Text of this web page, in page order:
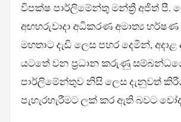
විපක්ෂ පාර්ලිමේන්තු මන්ත්‍රී අජිත් පී.
අඟහරුවාදා අධිකරණ අමාත්‍ය
මහතාට දැඩි ලෙස පහර දෙමින්, අදාළ
යටතේ වන ප්‍රධාන කරුණු
පාර්ලිමේන්තුව නිසි ලෙස දැනුවත්
පැහැරහැරීමට ලක් කර ඇති බවට